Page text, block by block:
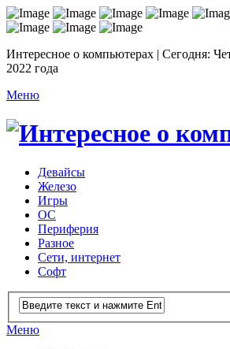
Интересное о компьютерах | Сегодня:
2022 года
Меню
Девайсы
Железо
Игры
ОС
Периферия
Разное
Сети, интернет
Софт
Меню